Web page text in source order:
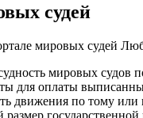
судей
мировых судей
мировых судов
для оплаты
движения по тому или